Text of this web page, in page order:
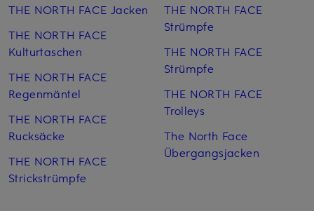
THE NORTH FACE Jacken
THE NORTH FACE
Kulturtaschen
THE NORTH FACE
Regenmäntel
THE NORTH FACE
Rucksäcke
THE NORTH FACE
Strickstrümpfe
THE NORTH FACE
Strümpfe
THE NORTH FACE
Strümpfe
THE NORTH FACE
Trolleys
The North Face
Übergangsjacken